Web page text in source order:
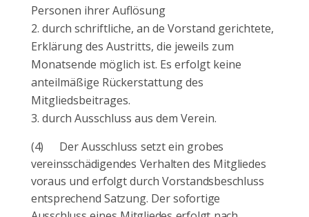
Personen ihrer Auflösung
durch schriftliche, an de Vorstand gerichtete,
Erklärung des Austritts, die jeweils zum
Monatsende möglich ist. Es erfolgt keine
anteilmäßige Rückerstattung des
Mitgliedsbeitrages.
durch Ausschluss aus dem Verein.
(4) Der Ausschluss setzt ein grobes
vereinsschädigendes Verhalten des Mitgliedes
voraus und erfolgt durch Vorstandsbeschluss
entsprechend Satzung. Der sofortige